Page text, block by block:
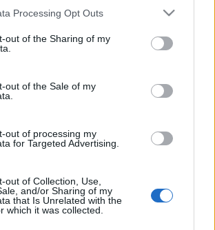
website/app uses one or more Google
visit or usage behaviour. You may click to
to Google and its third-party tags to
below specified purposes in below Google
Processing Opt Outs
out of the Sharing of my
out of the Sale of my
out of processing my
for Targeted Advertising.
out of Collection, Use,
and/or Sharing of my
that Is Unrelated with the
which it was collected.
tapasztalásnak nevezünk, az az
tudás helyén keletkezett. Az
mert vak, és azért hall, ...
25.
elmondani, hogy nagyon
ráleltem a honlapra az internet